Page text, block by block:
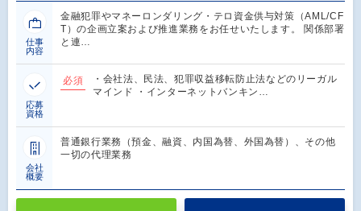
仕事
内容
金融犯罪やマネーロンダリング・テロ資金供与対策（AML/CF
T）の企画立案および推進業務をお任せいたします。 関係部署
と連…
応募
資格
必須
・会社法、民法、犯罪収益移転防止法などのリーガル
マインド ・インターネットバンキン…
会社
概要
普通銀行業務（預金、融資、内国為替、外国為替）、その他
一切の代理業務